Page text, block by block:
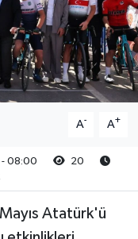
A- A+
- 08:00
20
Atatürk'ü